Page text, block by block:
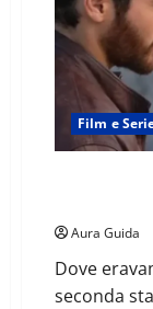
Film e
Aura Guida
Dove
seconda